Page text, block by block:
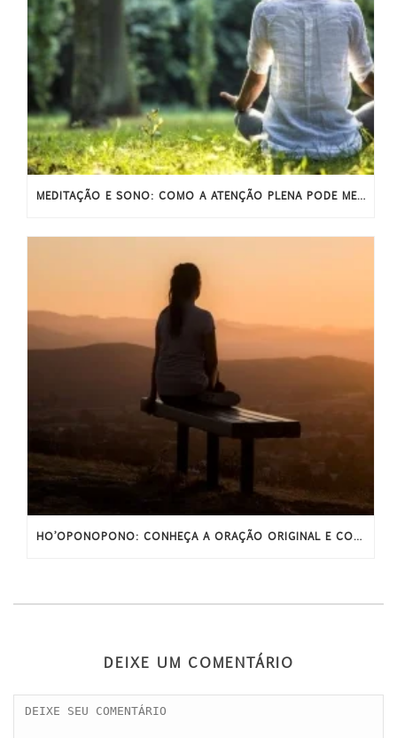
MEDITAÇÃO E SONO: COMO A ATENÇÃO PLENA PODE MELHORAR O SONO
HO’OPONOPONO: CONHEÇA A ORAÇÃO ORIGINAL E COMPLETA
DEIXE UM COMENTÁRIO